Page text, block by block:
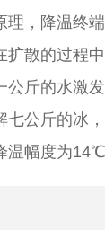
理，降温终
扩散的过程
公斤的水激
七公斤的冰
温幅度为14℃